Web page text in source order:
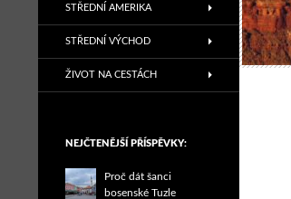
STŘEDNÍ AMERIKA
STŘEDNÍ VÝCHOD
ŽIVOT NA CESTÁCH
NEJČTENĚJŠÍ PŘÍSPĚVKY:
Proč dát šanci
bosenské Tuzle